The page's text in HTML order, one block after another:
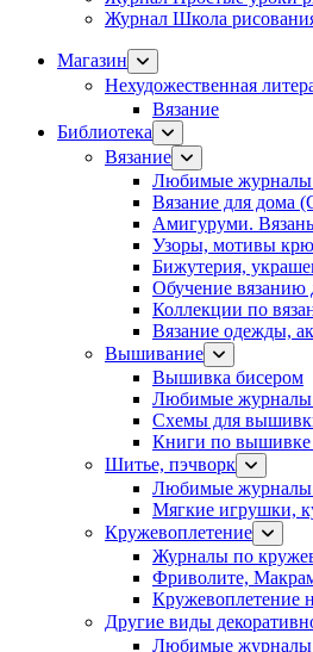
Журнал Школа
Магазин
Нехудожественная
Вязание
Библиотека
Вязание
Любимые журналы
Вязание для дома
Амигуруми.
Узоры, мотивы
Бижутерия,
Обучение
Коллекции по
Вязание одежды,
Вышивание
Вышивка бисером
Любимые
Схемы для
Книги по вышивке
Шитье, пэчворк
Любимые
Мягкие игрушки,
Кружевоплетение
Журналы по
Фриволите,
Кружевоплетение
Другие виды
Любимые журналы